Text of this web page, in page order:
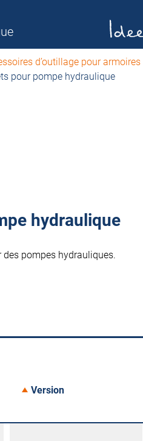
d’outillage pour
pour pompe hydraulique
hydraulique
pompes hydrauliques.
Version